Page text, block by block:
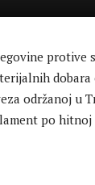
održanoj u
po